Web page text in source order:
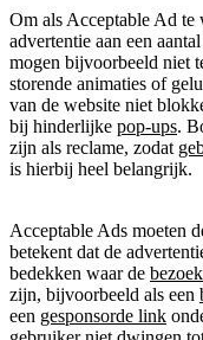
Om als Acceptable Ad te
advertentie aan een
mogen bijvoorbeeld niet
storende animaties of
van de website niet
bij hinderlijke pop-ups.
zijn als reclame, zodat
is hierbij heel belangrijk.
Acceptable Ads moeten
betekent dat de
bedekken waar de
zijn, bijvoorbeeld als een
een gesponsorde link